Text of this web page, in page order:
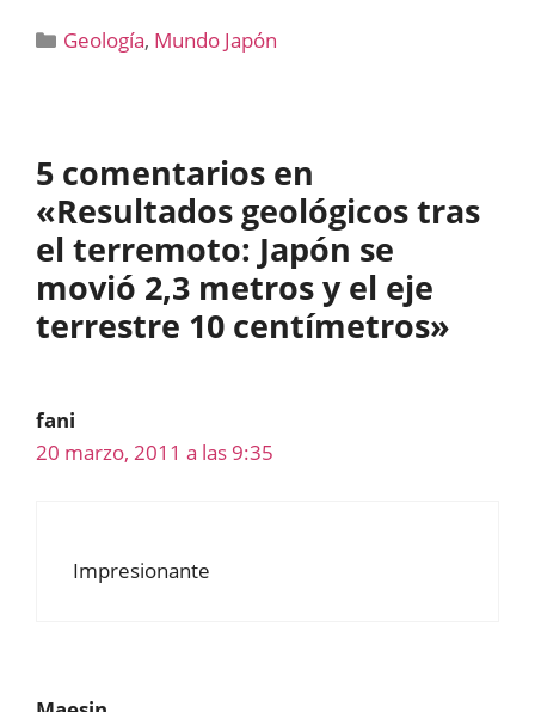
Categorías
Geología, Mundo Japón
5 comentarios en
«Resultados geológicos tras
el terremoto: Japón se
movió 2,3 metros y el eje
terrestre 10 centímetros»
fani
20 marzo, 2011 a las 9:35
Impresionante